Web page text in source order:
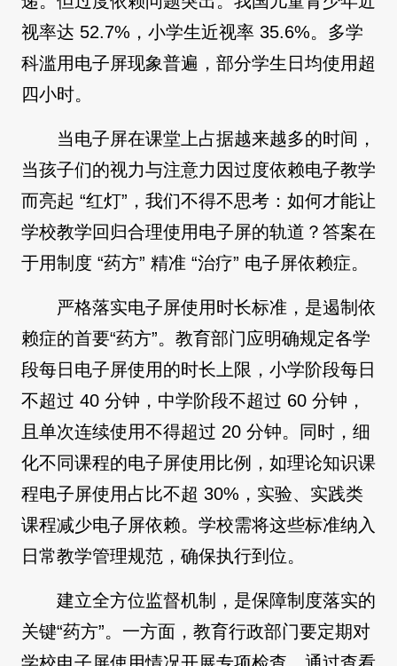
视率达 52.7%，小学生近视率 35.6%。多学
科滥用电子屏现象普遍，部分学生日均使用超
四小时。
当电子屏在课堂上占据越来越多的时间，
当孩子们的视力与注意力因过度依赖电子教学
而亮起 “红灯”，我们不得不思考：如何才能让
学校教学回归合理使用电子屏的轨道？答案在
于用制度 “药方” 精准 “治疗” 电子屏依赖症。
严格落实电子屏使用时长标准，是遏制依
赖症的首要“药方”。教育部门应明确规定各学
段每日电子屏使用的时长上限，小学阶段每日
不超过 40 分钟，中学阶段不超过 60 分钟，
且单次连续使用不得超过 20 分钟。同时，细
化不同课程的电子屏使用比例，如理论知识课
程电子屏使用占比不超 30%，实验、实践类
课程减少电子屏依赖。学校需将这些标准纳入
日常教学管理规范，确保执行到位。
建立全方位监督机制，是保障制度落实的
关键“药方”。一方面，教育行政部门要定期对